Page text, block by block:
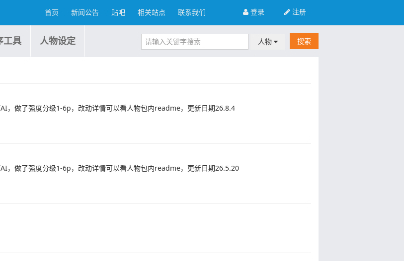
注册
登录
首页 新闻公告 贴吧 相关站点 联系我们
工具 人物设定 人物 搜索
，做了强度分级1-6p，改动详情可以看人物包内readme，更新日期26.8.4
，做了强度分级1-6p，改动详情可以看人物包内readme，更新日期26.5.20